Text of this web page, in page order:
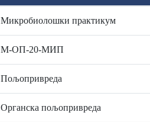
Микробиолошки практикум
М-ОП-20-МИП
Пољопривреда
Органска пољопривреда